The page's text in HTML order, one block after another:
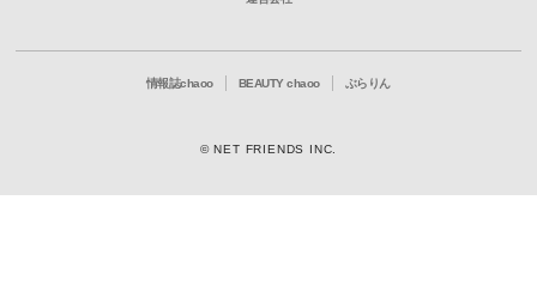
情報誌chaoo BEAUTY chaoo ぶらりん
© NET FRIENDS INC.